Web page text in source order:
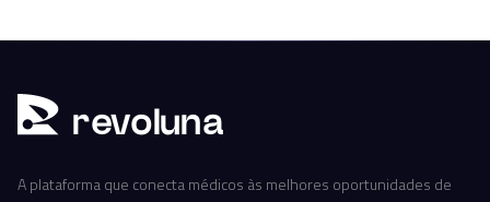
revoluna
A plataforma que conecta médicos às melhores oportunidades de